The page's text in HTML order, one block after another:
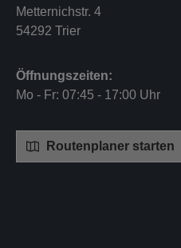
Metternichstr. 4
54292 Trier
Öffnungszeiten:
Mo - Fr: 07:45 - 17:00 Uhr
Routenplaner starten